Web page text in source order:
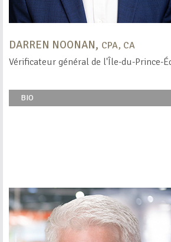
DARREN NOONAN, CPA, CA
Vérificateur général de l'Île-du-Prince-
BIO